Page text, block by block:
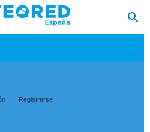
Registrarse